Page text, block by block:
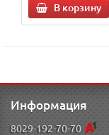
В корзину
Информация
8029-192-70-70